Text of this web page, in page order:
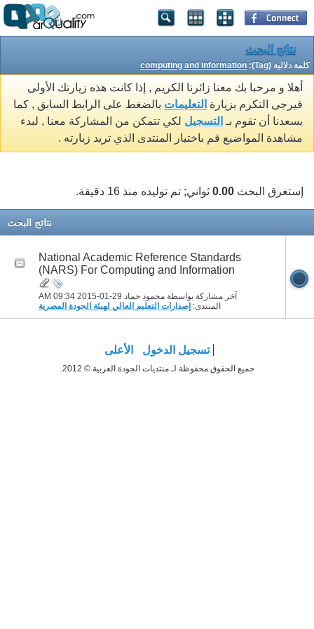
نتائج البحث
كلمة دلالية (Tag): computing and information
أهلا و مرحبا بك معنا زائرنا الكريم , إذا كانت هذه زيارتك الأولى
فيرجى التكرم بزيارة التعليمات بالضغط على الرابط السابق , كما
يسعدنا أن تقوم بـ التسجيل لكي تتمكن من المشاركة معنا , لبدء
مشاهدة المواضيع قم باختيار المنتدى الذي تريد زيارته .
إستغرق البحث 0.00 ثواني; تم توليده منذ 16 دقيقة.
نتائج البحث
National Academic Reference Standards
(NARS) For Computing and Information
آخر مشاركة بواسطة محمود حماد 29-01-2015
09:34 AM
المنتدى: إصدارات التعليم العالي لهيئة الجودة المصرية
تسجيل الدخول الأعلى
جميع الحقوق محفوظة لـ منتديات الجودة العربية © 2012.